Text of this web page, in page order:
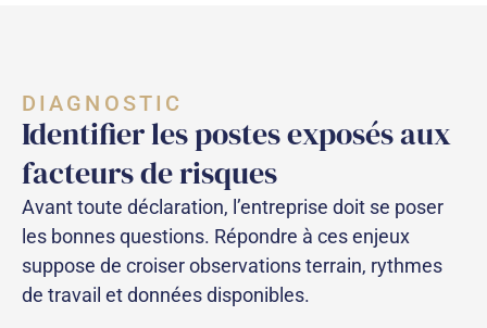
DIAGNOSTIC
Identifier les postes exposés aux
facteurs de risques
Avant toute déclaration, l’entreprise doit se poser
les bonnes questions. Répondre à ces enjeux
suppose de croiser observations terrain, rythmes
de travail et données disponibles.